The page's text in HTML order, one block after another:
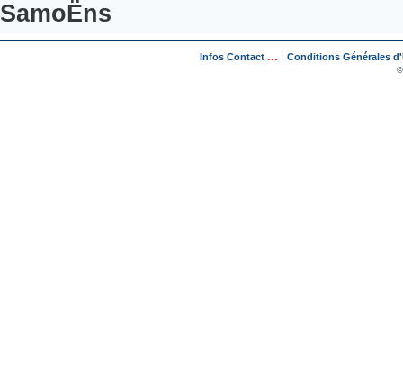
SamoËns
Infos Contact ... Conditions Générales
©